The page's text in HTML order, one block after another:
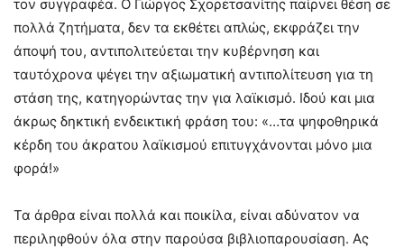
τον συγγραφέα. Ο Γιώργος Σχορετσανίτης παίρνει θέση σε
πολλά ζητήματα, δεν τα εκθέτει απλώς, εκφράζει την
άποψή του, αντιπολιτεύεται την κυβέρνηση και
ταυτόχρονα ψέγει την αξιωματική αντιπολίτευση για τη
στάση της, κατηγορώντας την για λαϊκισμό. Ιδού και μια
άκρως δηκτική ενδεικτική φράση του: «…τα ψηφοθηρικά
κέρδη του άκρατου λαϊκισμού επιτυγχάνονται μόνο μια
φορά!»
Τα άρθρα είναι πολλά και ποικίλα, είναι αδύνατον να
περιληφθούν όλα στην παρούσα βιβλιοπαρουσίαση. Ας